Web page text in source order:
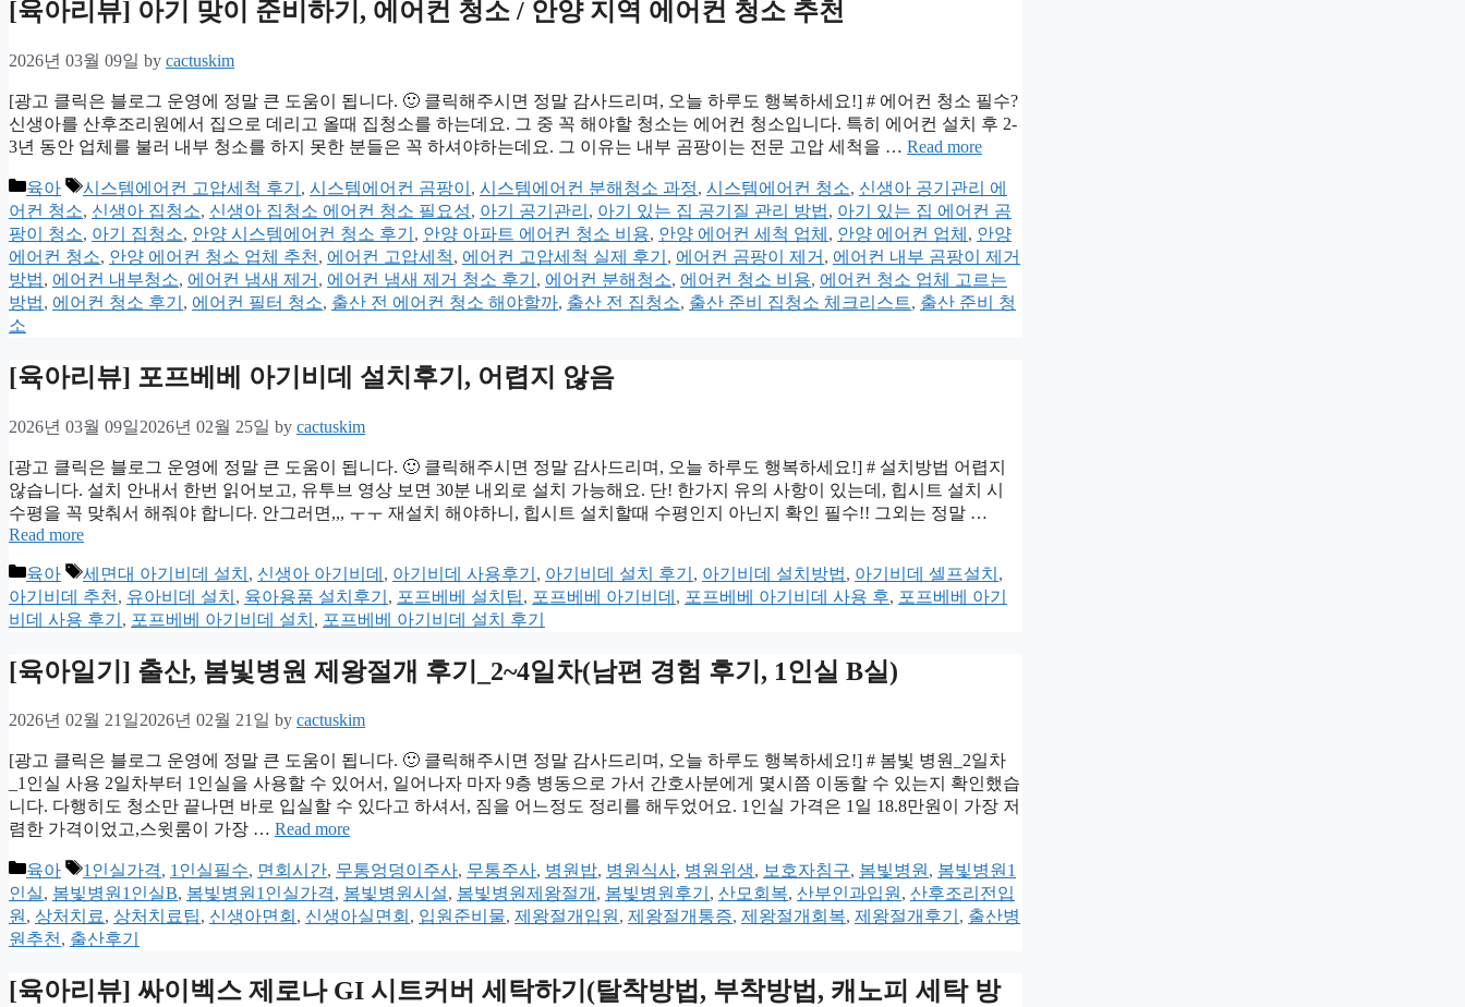
[육아리뷰] 아기 맞이 준비하기, 에어컨 청소 / 안양 지역 에어컨 청소 추천
2026년 03월 09일 by cactuskim
[광고 클릭은 블로그 운영에 정말 큰 도움이 됩니다. 🙂 클릭해주시면 정말 감사드리며, 오늘 하루도 행복하세요!] # 에어컨 청소 필수?
신생아를 산후조리원에서 집으로 데리고 올때 집청소를 하는데요. 그 중 꼭 해야할 청소는 에어컨 청소입니다. 특히 에어컨 설치 후 2-
3년 동안 업체를 불러 내부 청소를 하지 못한 분들은 꼭 하셔야하는데요. 그 이유는 내부 곰팡이는 전문 고압 세척을 … Read more
Categories
육아 Tags
시스템에어컨 고압세척 후기 , 시스템에어컨 곰팡이 , 시스템에어컨 분해청소 과정, 시스템에어컨 청소, 신생아 공기관리 에
어컨 청소, 신생아 집청소, 신생아 집청소 에어컨 청소 필요성, 아기 공기관리 , 아기 있는 집 공기질 관리 방법, 아기 있는 집 에어컨 곰
팡이 청소, 아기 집청소, 안양 시스템에어컨 청소 후기 , 안양 아파트 에어컨 청소 비용, 안양 에어컨 세척 업체 , 안양 에어컨 업체 , 안양
에어컨 청소, 안양 에어컨 청소 업체 추천 , 에어컨 고압세척, 에어컨 고압세척 실제 후기 , 에어컨 곰팡이 제거 , 에어컨 내부 곰팡이 제거
방법, 에어컨 내부청소, 에어컨 냄새 제거 , 에어컨 냄새 제거 청소 후기 , 에어컨 분해청소, 에어컨 청소 비용, 에어컨 청소 업체 고르는
방법, 에어컨 청소 후기 , 에어컨 필터 청소, 출산 전 에어컨 청소 해야할까, 출산 전 집청소, 출산 준비 집청소 체크리스트, 출산 준비 청
소
[육아리뷰] 포프베베 아기비데 설치후기, 어렵지 않음
2026년 03월 09일2026년 02월 25일 by cactuskim
[광고 클릭은 블로그 운영에 정말 큰 도움이 됩니다. 🙂 클릭해주시면 정말 감사드리며, 오늘 하루도 행복하세요!] # 설치방법 어렵지
않습니다. 설치 안내서 한번 읽어보고, 유투브 영상 보면 30분 내외로 설치 가능해요. 단! 한가지 유의 사항이 있는데, 힙시트 설치 시
수평을 꼭 맞춰서 해줘야 합니다. 안그러면,,, ㅜㅜ 재설치 해야하니, 힙시트 설치할때 수평인지 아닌지 확인 필수!! 그외는 정말 …
Read more
Categories
육아 Tags
세면대 아기비데 설치 , 신생아 아기비데 , 아기비데 사용후기 , 아기비데 설치 후기 , 아기비데 설치방법, 아기비데 셀프설치 ,
아기비데 추천 , 유아비데 설치 , 육아용품 설치후기 , 포프베베 설치팁, 포프베베 아기비데 , 포프베베 아기비데 사용 후, 포프베베 아기
비데 사용 후기 , 포프베베 아기비데 설치 , 포프베베 아기비데 설치 후기
[육아일기] 출산, 봄빛병원 제왕절개 후기_2~4일차(남편 경험 후기, 1인실 B실)
2026년 02월 21일2026년 02월 21일 by cactuskim
[광고 클릭은 블로그 운영에 정말 큰 도움이 됩니다. 🙂 클릭해주시면 정말 감사드리며, 오늘 하루도 행복하세요!] # 봄빛 병원_2일차
_1인실 사용 2일차부터 1인실을 사용할 수 있어서, 일어나자 마자 9층 병동으로 가서 간호사분에게 몇시쯤 이동할 수 있는지 확인했습
니다. 다행히도 청소만 끝나면 바로 입실할 수 있다고 하셔서, 짐을 어느정도 정리를 해두었어요. 1인실 가격은 1일 18.8만원이 가장 저
렴한 가격이었고,스윗룸이 가장 … Read more
Categories
육아 Tags
1인실가격, 1인실필수, 면회시간, 무통엉덩이주사, 무통주사, 병원밥, 병원식사, 병원위생, 보호자침구, 봄빛병원, 봄빛병원1
인실, 봄빛병원1인실B, 봄빛병원1인실가격, 봄빛병원시설, 봄빛병원제왕절개 , 봄빛병원후기 , 산모회복, 산부인과입원, 산후조리전입
원, 상처치료, 상처치료팁, 신생아면회 , 신생아실면회 , 입원준비물, 제왕절개입원, 제왕절개통증, 제왕절개회복, 제왕절개후기 , 출산병
원추천, 출산후기
[육아리뷰] 싸이벡스 제로나 GI 시트커버 세탁하기(탈착방법, 부착방법, 캐노피 세탁 방